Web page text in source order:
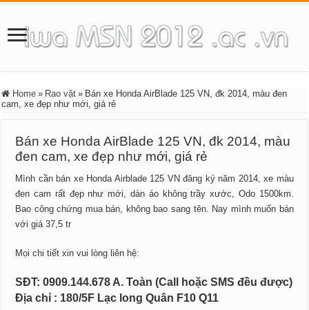
Home » Rao vặt » Bán xe Honda AirBlade 125 VN, đk 2014, màu đen
cam, xe đẹp như mới, giá rẻ
Bán xe Honda AirBlade 125 VN, đk 2014, màu
đen cam, xe đẹp như mới, giá rẻ
Mình cần bán xe Honda Airblade 125 VN đăng ký năm 2014, xe màu
đen cam rất đẹp như mới, dàn áo không trầy xước, Odo 1500km.
Bao công chứng mua bán, không bao sang tên. Nay mình muốn bán
với giá 37,5 tr
Mọi chi tiết xin vui lòng liên hệ:
SĐT: 0909.144.678 A. Toàn (Call hoặc SMS đều được)
Địa chỉ : 180/5F Lạc long Quân F10 Q11